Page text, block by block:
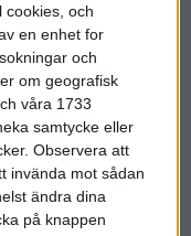
cookies, och
en enhet for
och
om geografisk
våra 1733
samtycke eller
Observera att
invända mot sådan
ändra dina
på knappen